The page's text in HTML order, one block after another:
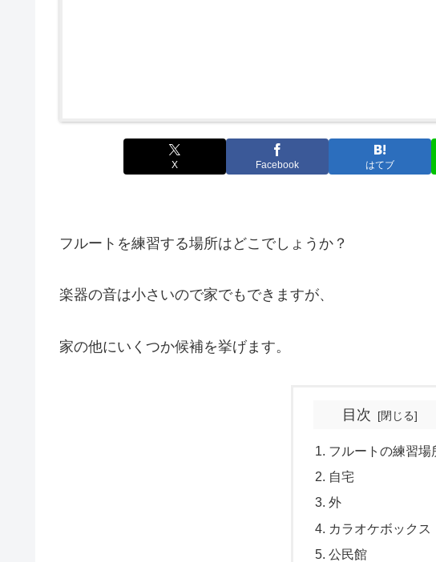
X Facebook はてブ
フルートを練習する場所はどこでしょうか？
楽器の音は小さいので家でもできますが、
家の他にいくつか候補を挙げます。
目次
フルートの練習場
自宅
外
カラオケボックス
公民館